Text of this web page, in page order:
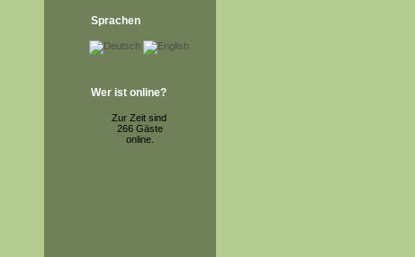
Sprachen
Wer ist online?
Zur Zeit sind
266 Gäste
online.